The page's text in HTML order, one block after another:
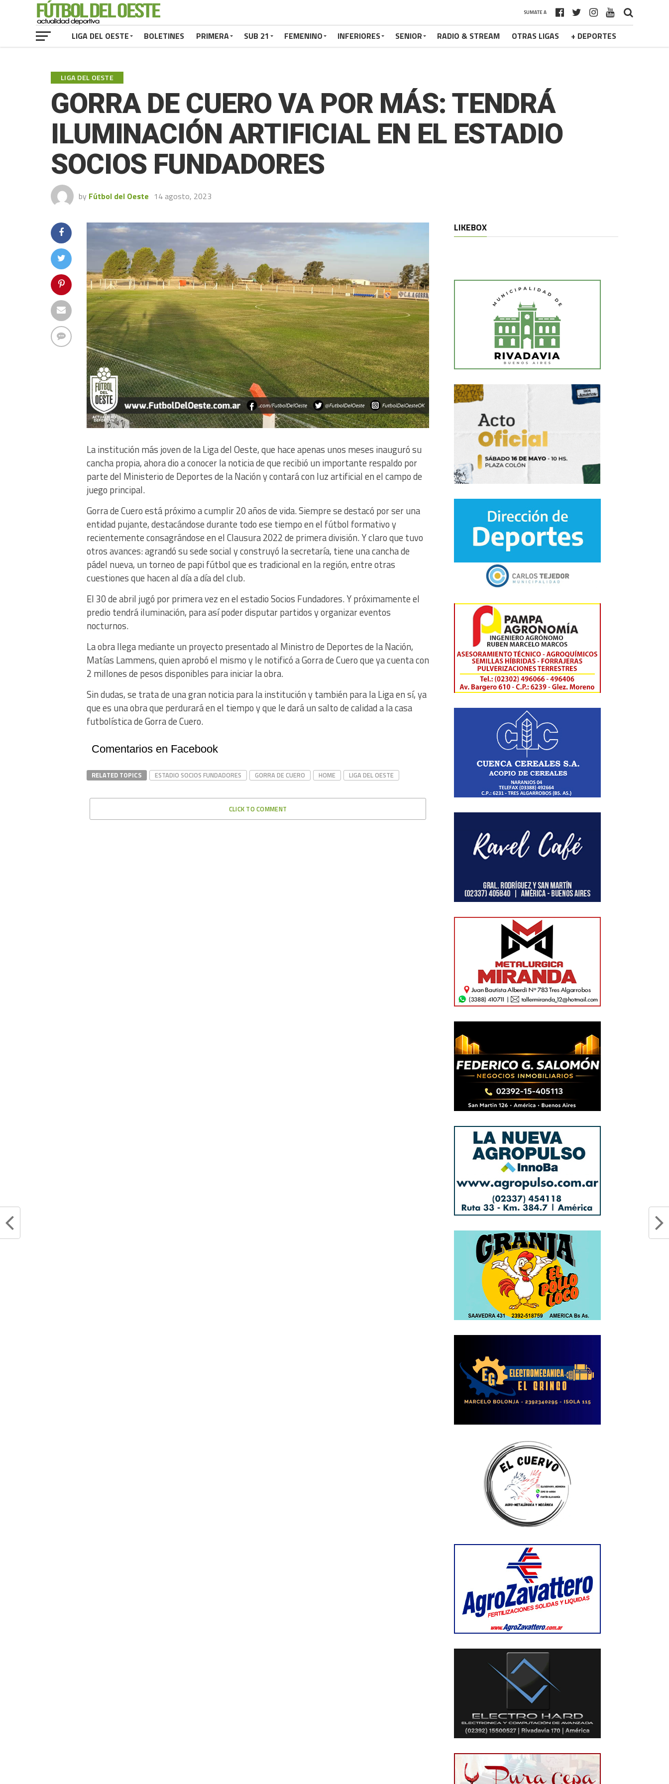
SUMATE A
LIGA DEL OESTE BOLETINES PRIMERA SUB 21 FEMENINO INFERIORES SENIOR RADIO & STREAM OTRAS LIGAS + DEPORTES
LIGA DEL OESTE
GORRA DE CUERO VA POR MÁS: TENDRÁ
ILUMINACIÓN ARTIFICIAL EN EL ESTADIO
SOCIOS FUNDADORES
by Fútbol del Oeste 14 agosto, 2023
La institución más joven de la Liga del Oeste, que hace apenas unos meses inauguró su
cancha propia, ahora dio a conocer la noticia de que recibió un importante respaldo por
parte del Ministerio de Deportes de la Nación y contará con luz artificial en el campo de
juego principal.
Gorra de Cuero está próximo a cumplir 20 años de vida. Siempre se destacó por ser una
entidad pujante, destacándose durante todo ese tiempo en el fútbol formativo y
recientemente consagrándose en el Clausura 2022 de primera división. Y claro que tuvo
otros avances: agrandó su sede social y construyó la secretaría, tiene una cancha de
pádel nueva, un torneo de papi fútbol que es tradicional en la región, entre otras
cuestiones que hacen al día a día del club.
El 30 de abril jugó por primera vez en el estadio Socios Fundadores. Y próximamente el
predio tendrá iluminación, para así poder disputar partidos y organizar eventos
nocturnos.
La obra llega mediante un proyecto presentado al Ministro de Deportes de la Nación,
Matías Lammens, quien aprobó el mismo y le notificó a Gorra de Cuero que ya cuenta con
2 millones de pesos disponibles para iniciar la obra.
Sin dudas, se trata de una gran noticia para la institución y también para la Liga en sí, ya
que es una obra que perdurará en el tiempo y que le dará un salto de calidad a la casa
futbolística de Gorra de Cuero.
Comentarios en Facebook
RELATED TOPICS ESTADIO SOCIOS FUNDADORES GORRA DE CUERO HOME LIGA DEL OESTE
CLICK TO COMMENT
LIKEBOX